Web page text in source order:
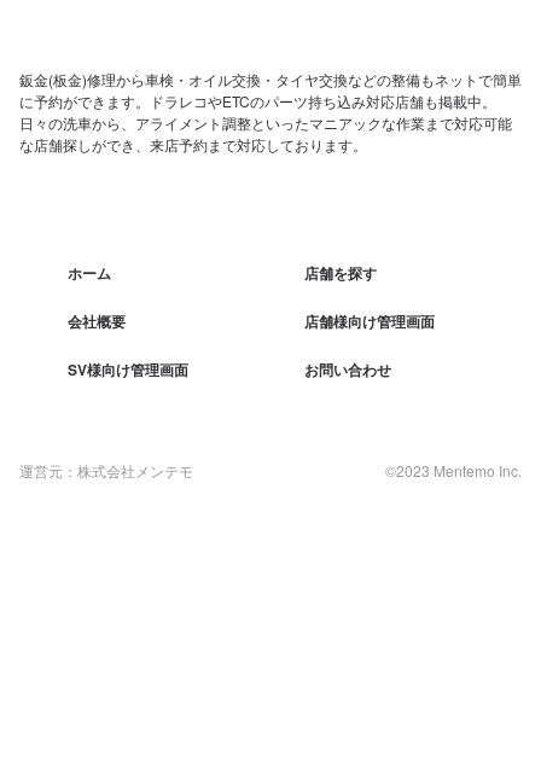
鈑金(板金)修理から車検・オイル交換・タイヤ交換などの整備もネットで簡単
に予約ができます。ドラレコやETCのパーツ持ち込み対応店舗も掲載中。
日々の洗車から、アライメント調整といったマニアックな作業まで対応可能
な店舗探しができ、来店予約まで対応しております。
ホーム 店舗を探す
会社概要 店舗様向け管理画面
SV様向け管理画面 お問い合わせ
運営元：株式会社メンテモ ©2023 Mentemo Inc.